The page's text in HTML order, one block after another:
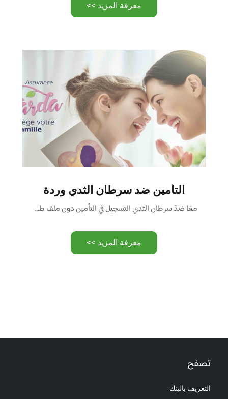
معرفة المزيد >>
التأمين ضد سرطان الثدي وردة
معًا ضدّ سرطان الثدي التسجيل في التأمين دون ملف طبي …
معرفة المزيد >>
تصفح
التعريف بالبنك